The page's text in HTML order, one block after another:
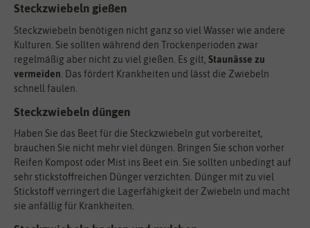
Steckzwiebeln gießen
Steckzwiebeln benötigen nicht ganz so viel Wasser wie andere
Kulturen. Sie sollten während den Trockenperioden zwar
regelmäßig aber nicht zu viel gießen. Es gilt, Staunässe zu
vermeiden . Das fördert Krankheiten und lässt die Zwiebeln
schnell faulen.
Steckzwiebeln düngen
Haben Sie das Beet für die Steckzwiebeln gut vorbereitet,
brauchen Sie nicht mehr viel düngen. Bringen Sie schon vorher
Reifen Kompost oder Mist ins Beet ein. Sie sollten unbedingt auf
sehr stickstoffreichen Dünger verzichten. Dünger mit zu viel
Stickstoff verringert die Lagerfähigkeit der Zwiebeln und macht
sie anfällig für Krankheiten.